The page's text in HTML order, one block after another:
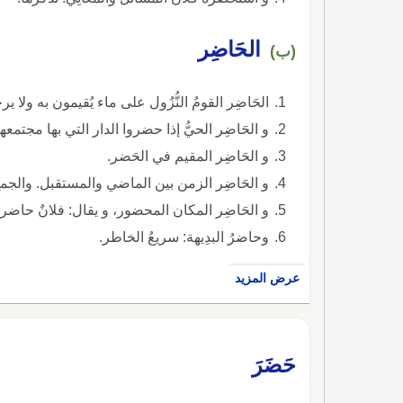
(ب) الحَاضِر
الحَاضِر القومُ النُّزُول على ماء يُقيمون به ولا
و الحَاضِر الحيُّ إذا حضروا الدار التي بها
و الحَاضِر المقيم في الحَضر.
و الحَاضِر الزمن بين الماضي والمستقبل. والجمع : حُضورٌ، وحُضَّرٌ، و حُضَّارٌ.
و الحَاضِر المكان المحضور، و يقال: فلانٌ حاضر
وحاضرُ البدِيهة: سريعُ الخاطر.
عرض المزيد
حَضَرَ